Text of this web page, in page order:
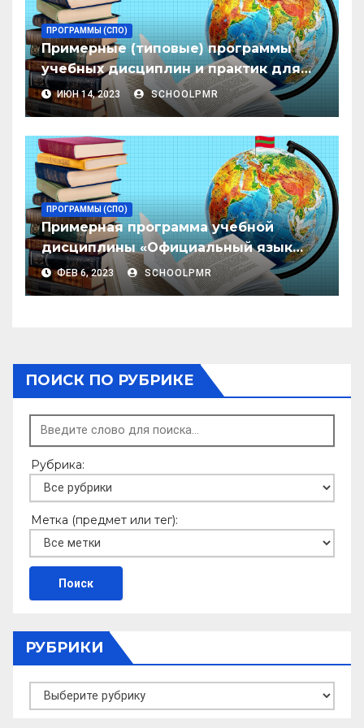
ПРОГРАММЫ (СПО)
Примерные (типовые) программы
учебных дисциплин и практик для
организаций высшего образования
ИЮН 14, 2023 SCHOOLPMR
ПРОГРАММЫ (СПО)
Примерная программа учебной
дисциплины «Официальный язык
(молдавский) и литература» для
организаций начального и среднего
ФЕВ 6, 2023 SCHOOLPMR
ПОИСК ПО РУБРИКЕ
Рубрика:
Метка (предмет или тег):
РУБРИКИ
Рубрики